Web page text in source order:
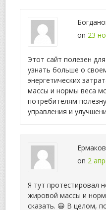
on 23
Этот сайт полезен
узнать больше о
энергетических
массы и нормы веса
потребителям
управления и
on 2
Я тут протестировал
жировой массы и
сказать. 😃 В целом,